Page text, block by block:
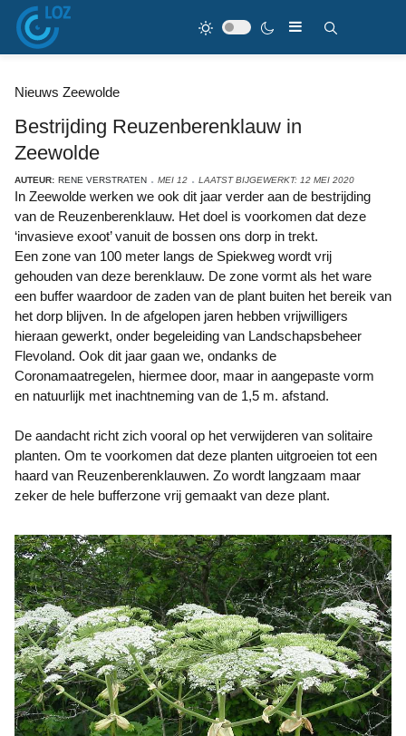
Nieuws Zeewolde
Bestrijding Reuzenberenklauw in
Zeewolde
AUTEUR: RENE VERSTRATEN MEI 12 LAATST BIJGEWERKT: 12 MEI 2020
In Zeewolde werken we ook dit jaar verder aan de bestrijding
van de Reuzenberenklauw. Het doel is voorkomen dat deze
‘invasieve exoot’ vanuit de bossen ons dorp in trekt.
Een zone van 100 meter langs de Spiekweg wordt vrij
gehouden van deze berenklauw. De zone vormt als het ware
een buffer waardoor de zaden van de plant buiten het bereik van
het dorp blijven. In de afgelopen jaren hebben vrijwilligers
hieraan gewerkt, onder begeleiding van Landschapsbeheer
Flevoland. Ook dit jaar gaan we, ondanks de
Coronamaatregelen, hiermee door, maar in aangepaste vorm
en natuurlijk met inachtneming van de 1,5 m. afstand.
De aandacht richt zich vooral op het verwijderen van solitaire
planten. Om te voorkomen dat deze planten uitgroeien tot een
haard van Reuzenberenklauwen. Zo wordt langzaam maar
zeker de hele bufferzone vrij gemaakt van deze plant.